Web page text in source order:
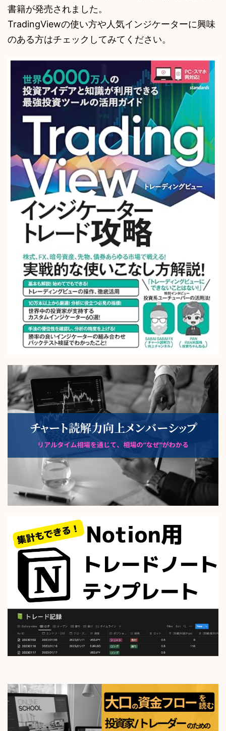
書籍が発売されました。
TradingViewの使い方や人気インジケーターに興味
のある方はチェックしてみてください。